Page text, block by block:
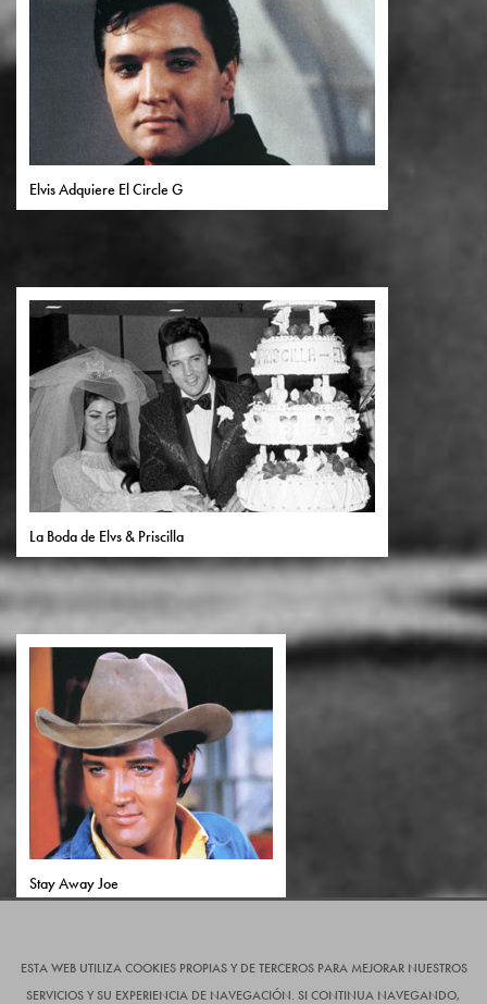
Elvis Adquiere El Circle G
La Boda de Elvs & Priscilla
Stay Away Joe
1968-1970
ESTA WEB UTILIZA COOKIES PROPIAS Y DE TERCEROS PARA MEJORAR NUESTROS
SERVICIOS Y SU EXPERIENCIA DE NAVEGACIÓN. SI CONTINUA NAVEGANDO,